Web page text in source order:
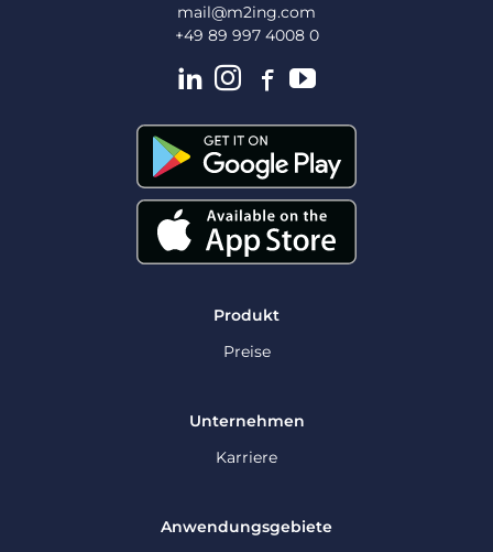
mail@m2ing.com
+49 89 997 4008 0
Produkt
Preise
Unternehmen
Karriere
Anwendungsgebiete